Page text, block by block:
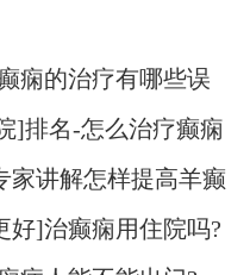
痫的治疗有哪些误
]排名-怎么治疗癫痫
家讲解怎样提高羊癫
好]治癫痫用住院吗?